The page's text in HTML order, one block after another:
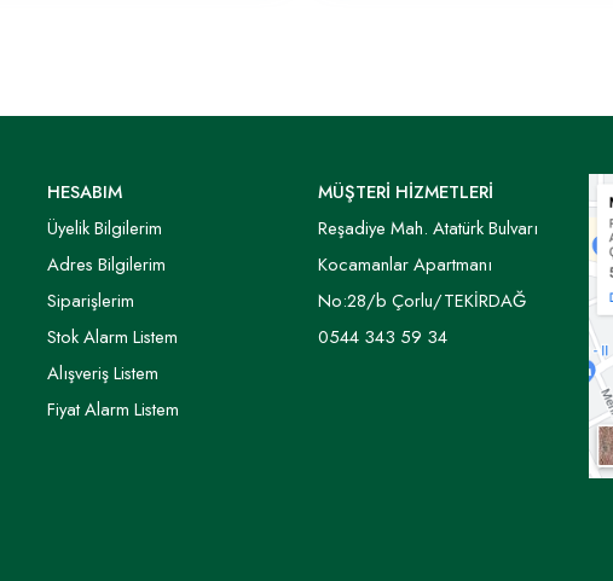
HESABIM
Üyelik Bilgilerim
Adres Bilgilerim
Siparişlerim
Stok Alarm Listem
Alışveriş Listem
Fiyat Alarm Listem
MÜŞTERİ HİZMETLERİ
Reşadiye Mah. Atatürk Bulvarı
Kocamanlar Apartmanı
No:28/b Çorlu/TEKİRDAĞ
0544 343 59 34